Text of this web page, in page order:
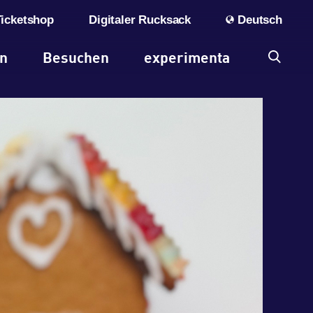
Digitaler Rucksack Deutsch
Besuchen experimenta